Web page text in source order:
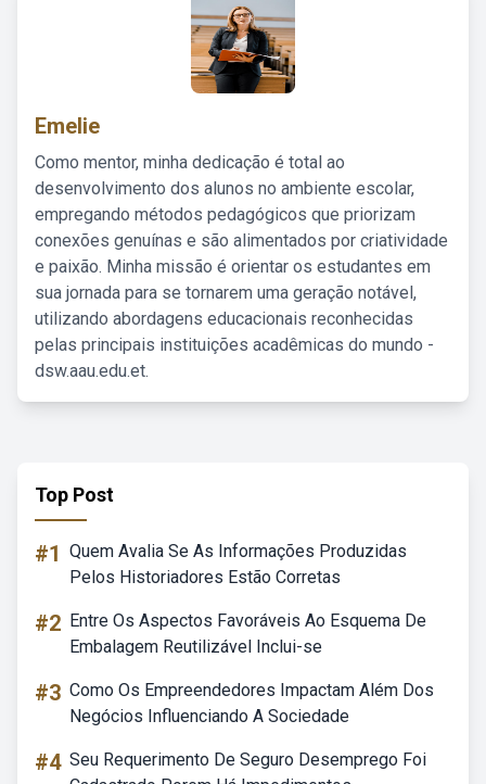
Emelie
Como mentor, minha dedicação é total ao
desenvolvimento dos alunos no ambiente escolar,
empregando métodos pedagógicos que priorizam
conexões genuínas e são alimentados por criatividade
e paixão. Minha missão é orientar os estudantes em
sua jornada para se tornarem uma geração notável,
utilizando abordagens educacionais reconhecidas
pelas principais instituições acadêmicas do mundo -
dsw.aau.edu.et.
Top Post
#1 Quem Avalia Se As Informações Produzidas
Pelos Historiadores Estão Corretas
#2 Entre Os Aspectos Favoráveis Ao Esquema De
Embalagem Reutilizável Inclui-se
#3 Como Os Empreendedores Impactam Além Dos
Negócios Influenciando A Sociedade
#4 Seu Requerimento De Seguro Desemprego Foi